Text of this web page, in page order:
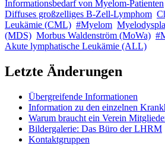
Informationsbedarf von Myelom-Patienten
Diffuses großzelliges B-Zell-Lymphom
Leukämie (CML) #Myelom
(MDS) Morbus Waldenström (MoWa)
Akute lymphatische Leukämie (ALL)
Letzte Änderungen
Übergreifende Informationen
Information zu den einzelnen
Warum braucht ein Verein
Bildergalerie: Das Büro der LHRM
Kontaktgruppen